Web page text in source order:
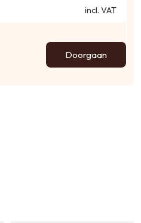
incl. VAT
Doorgaan